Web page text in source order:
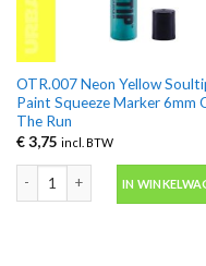
OTR.007 Neon Yellow
Paint Squeeze Marker 6mm
The Run
€3,75 incl. BTW
IN